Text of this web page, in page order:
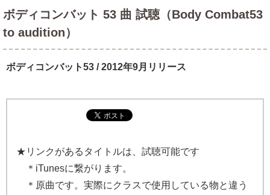
ボディコンバット 53 曲 試聴（Body Combat53
to audition）
ボディコンバット53 / 2012年9月リリース
★リンクがあるタイトルは、試聴可能です
＊iTunesに繋がります。
＊原曲です。実際にクラスで使用している物と違う